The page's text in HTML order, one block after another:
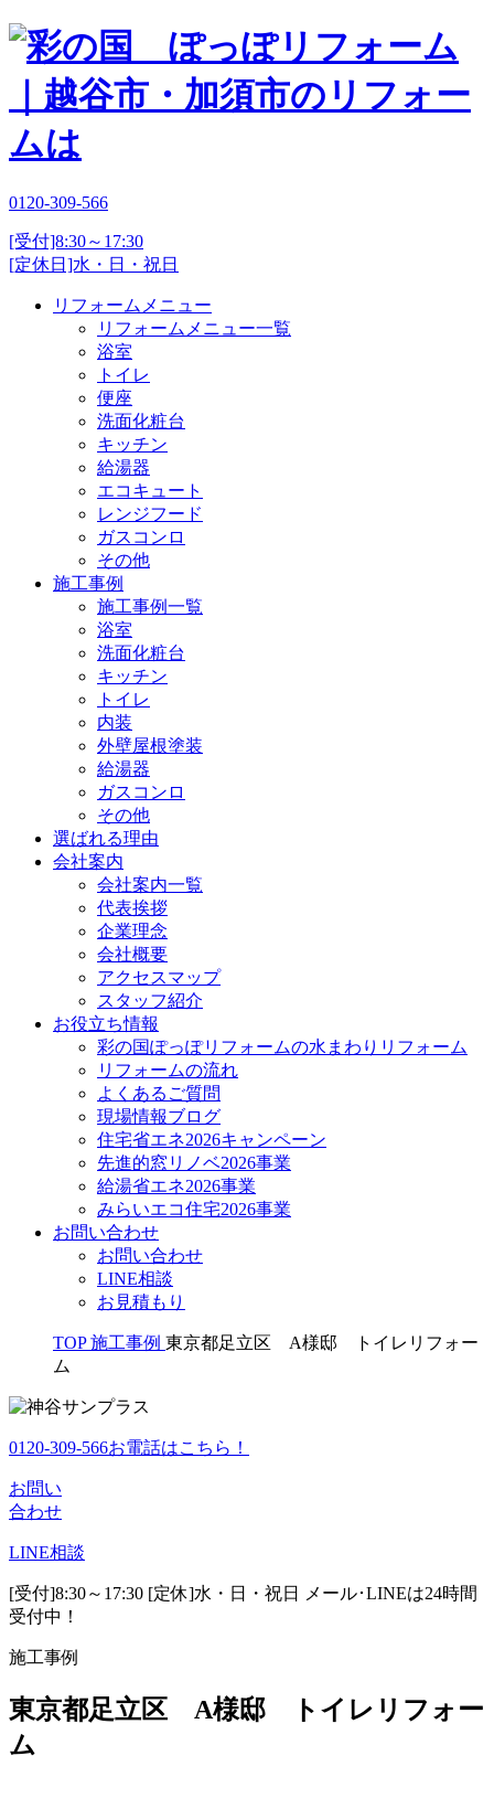
0120-309-566
[受付]8:30～17:30
[定休日]水・日・祝日
リフォームメニュー
リフォームメニュー一覧
浴室
トイレ
便座
洗面化粧台
キッチン
給湯器
エコキュート
レンジフード
ガスコンロ
その他
施工事例
施工事例一覧
浴室
洗面化粧台
キッチン
トイレ
内装
外壁屋根塗装
給湯器
ガスコンロ
その他
選ばれる理由
会社案内
会社案内一覧
代表挨拶
企業理念
会社概要
アクセスマップ
スタッフ紹介
お役立ち情報
彩の国ぽっぽリフォームの水まわりリフォーム
リフォームの流れ
よくあるご質問
現場情報ブログ
住宅省エネ2026キャンペーン
先進的窓リノベ2026事業
給湯省エネ2026事業
みらいエコ住宅2026事業
お問い合わせ
お問い合わせ
LINE相談
お見積もり
TOP 施工事例 東京都足立区 A様邸 トイレリフォー
ム
0120-309-566お電話はこちら！
お問い
合わせ
LINE相談
[受付]8:30～17:30 [定休]水・日・祝日
メール･LINEは24時間
受付中！
施工事例
東京都足立区 A様邸 トイレリフォー
ム